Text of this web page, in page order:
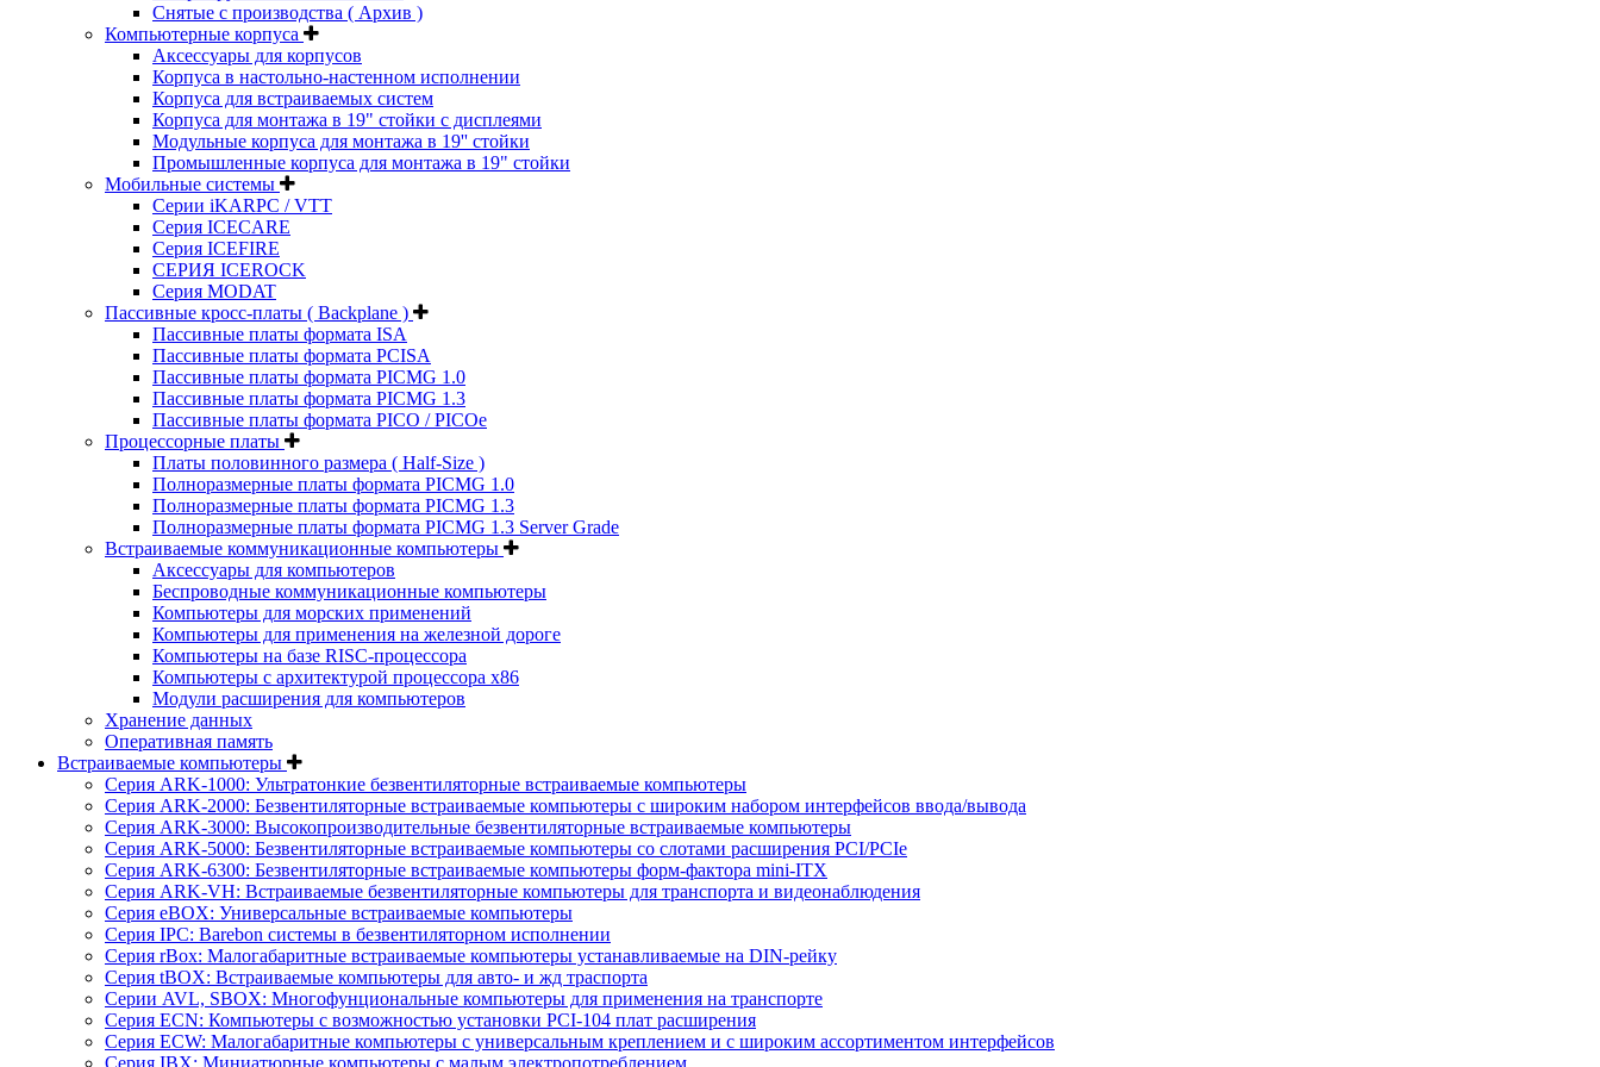
Снятые с производства ( Архив )
Компьютерные корпуса
Аксессуары для корпусов
Корпуса в настольно-настенном исполнении
Корпуса для встраиваемых систем
Корпуса для монтажа в 19" стойки с дисплеями
Модульные корпуса для монтажа в 19'' стойки
Промышленные корпуса для монтажа в 19" стойки
Мобильные системы
Серии iKARPC / VTT
Серия ICECARE
Серия ICEFIRE
СЕРИЯ ICEROCK
Серия MODAT
Пассивные кросс-платы ( Backplane )
Пассивные платы формата ISA
Пассивные платы формата PCISA
Пассивные платы формата PICMG 1.0
Пассивные платы формата PICMG 1.3
Пассивные платы формата PICO / PICOe
Процессорные платы
Платы половинного размера ( Half-Size )
Полноразмерные платы формата PICMG 1.0
Полноразмерные платы формата PICMG 1.3
Полноразмерные платы формата PICMG 1.3 Server Grade
Встраиваемые коммуникационные компьютеры
Аксессуары для компьютеров
Беспроводные коммуникационные компьютеры
Компьютеры для морских применений
Компьютеры для применения на железной дороге
Компьютеры на базе RISC-процессора
Компьютеры с архитектурой процессора x86
Модули расширения для компьютеров
Хранение данных
Оперативная память
Встраиваемые компьютеры
Серия ARK-1000: Ультратонкие безвентиляторные встраиваемые компьютеры
Серия ARK-2000: Безвентиляторные встраиваемые компьютеры с широким набором интерфейсов ввода/вывода
Серия ARK-3000: Высокопроизводительные безвентиляторные встраиваемые компьютеры
Серия ARK-5000: Безвентиляторные встраиваемые компьютеры со слотами расширения PCI/PCIe
Серия ARK-6300: Безвентиляторные встраиваемые компьютеры форм-фактора mini-ITX
Серия ARK-VH: Встраиваемые безвентиляторные компьютеры для транспорта и видеонаблюдения
Серия eBOX: Универсальные встраиваемые компьютеры
Серия IPC: Barebon системы в безвентиляторном исполнении
Серия rBox: Малогабаритные встраиваемые компьютеры устанавливаемые на DIN-рейку
Серия tBOX: Встраиваемые компьютеры для авто- и жд траспорта
Серии AVL, SBOX: Многофунциональные компьютеры для применения на транспорте
Серия ECN: Компьютеры с возможностью установки PCI-104 плат расширения
Серия ECW: Малогабаритные компьютеры с универсальным креплением и с широким ассортиментом интерфейсов
Серия IBX: Миниатюрные компьютеры с малым электропотреблением